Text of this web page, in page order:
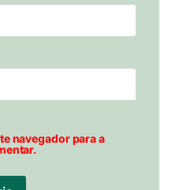
navegador para a